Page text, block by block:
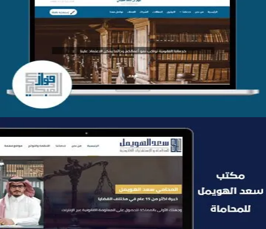
موقع فواز المبكي للمحاماة
التفاصيل
موقع سعد الهويمل للمحاماة
التفاصيل